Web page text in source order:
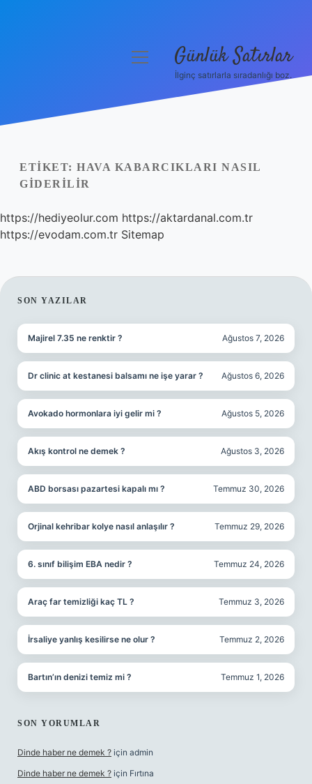
Yasal Uyarı
menüyü Günlük Satırlar
İlginç satırlarla sıradanlığı boz.
ETIKET: HAVA KABARCIKLARI NASIL
GIDERILIR
https://hediyeolur.com https://aktardanal.com.tr
https://evodam.com.tr Sitemap
SIDEBAR
SON YAZILAR
Majirel 7.35 ne renktir ? Ağustos 7, 2026
Dr clinic at kestanesi balsamı ne işe yarar ? Ağustos 6, 2026
Avokado hormonlara iyi gelir mi ? Ağustos 5, 2026
Akış kontrol ne demek ? Ağustos 3, 2026
ABD borsası pazartesi kapalı mı ? Temmuz 30, 2026
Orjinal kehribar kolye nasıl anlaşılır ? Temmuz 29, 2026
6. sınıf bilişim EBA nedir ? Temmuz 24, 2026
Araç far temizliği kaç TL ? Temmuz 3, 2026
İrsaliye yanlış kesilirse ne olur ? Temmuz 2, 2026
Bartın’ın denizi temiz mi ? Temmuz 1, 2026
SON YORUMLAR
Dinde haber ne demek ? için admin
Dinde haber ne demek ? için Fırtına